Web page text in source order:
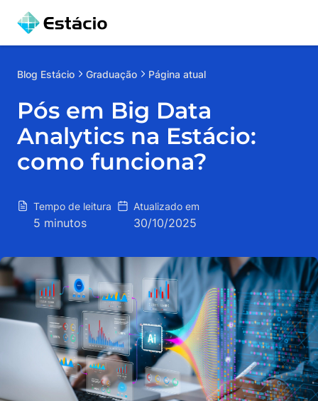
Blog Estácio Graduação Página atual
Pós em Big Data
Analytics na Estácio:
como funciona?
Tempo de leitura
5 minutos
Atualizado em
30/10/2025